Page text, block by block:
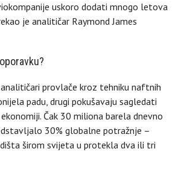
uskoro dodati mnogo letova
je analitičar Raymond James
provlače kroz tehniku naftnih
padu, drugi pokušavaju sagledati
Čak 30 miliona barela dnevno
30% globalne potražnje –
širom svijeta u protekla dva ili tri